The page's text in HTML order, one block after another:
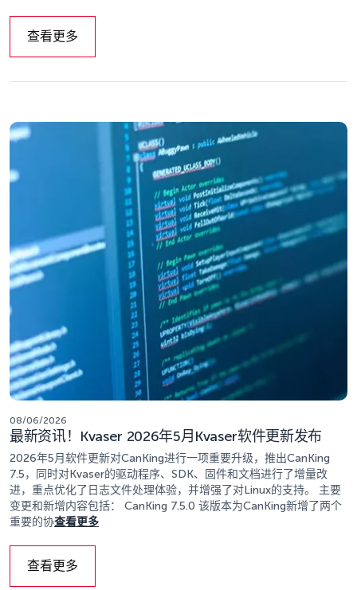
查看更多
08/06/2026
最新资讯！Kvaser 2026年5月Kvaser软件更新发布
2026年5月软件更新对CanKing进行一项重要升级，推出CanKing
7.5，同时对Kvaser的驱动程序、SDK、固件和文档进行了增量改
进，重点优化了日志文件处理体验，并增强了对Linux的支持。 主要
变更和新增内容包括： CanKing 7.5.0 该版本为CanKing新增了两个
重要的协查看更多
查看更多